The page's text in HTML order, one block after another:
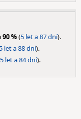
90 %(5 let a 87 dní).
let a 88 dní).
5 let a 84 dní).